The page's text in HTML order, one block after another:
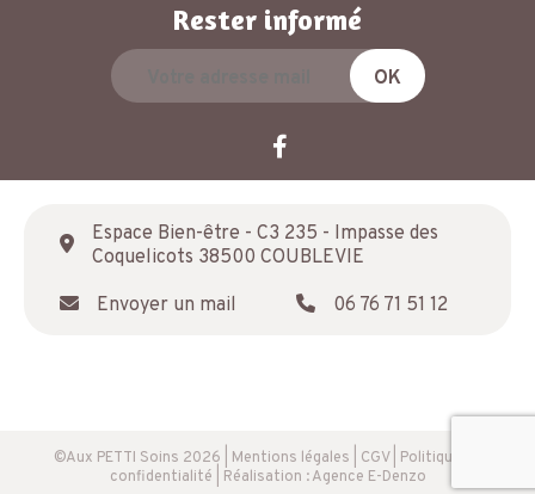
Rester informé
Espace Bien-être - C3 235 - Impasse des
Coquelicots 38500 COUBLEVIE
Envoyer un mail
06 76 71 51 12
©Aux PETTI Soins 2026 Mentions légales CGV| Politique de
confidentialité | Réalisation :Agence E-Denzo